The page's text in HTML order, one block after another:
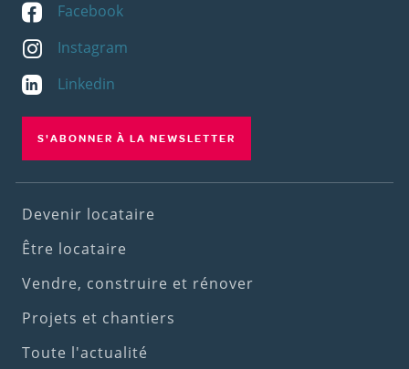
Facebook
Instagram
Linkedin
S'ABONNER À LA NEWSLETTER
Footer
(1st
menu)
Devenir locataire
Être locataire
Vendre, construire et rénover
Projets et chantiers
Toute l'actualité